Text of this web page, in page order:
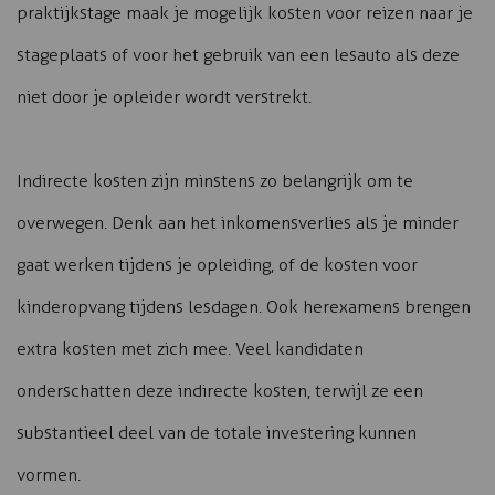
praktijkstage maak je mogelijk kosten voor reizen naar je
stageplaats of voor het gebruik van een lesauto als deze
niet door je opleider wordt verstrekt.
Indirecte kosten zijn minstens zo belangrijk om te
overwegen. Denk aan het inkomensverlies als je minder
gaat werken tijdens je opleiding, of de kosten voor
kinderopvang tijdens lesdagen. Ook herexamens brengen
extra kosten met zich mee. Veel kandidaten
onderschatten deze indirecte kosten, terwijl ze een
substantieel deel van de totale investering kunnen
vormen.